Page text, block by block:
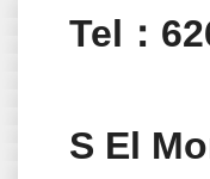
Tel：
S El